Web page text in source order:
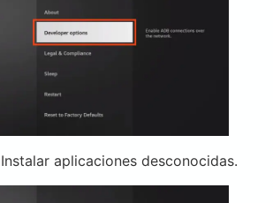
aplicaciones desconocidas.